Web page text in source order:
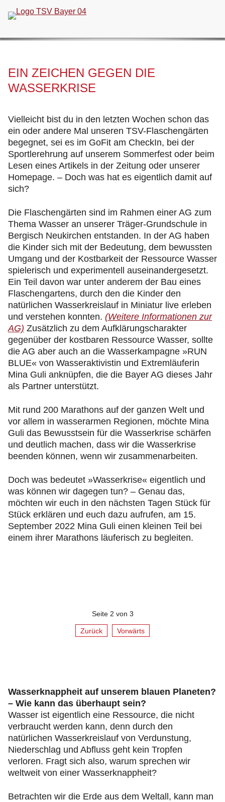
überspringen
EIN ZEICHEN GEGEN DIE
WASSERKRISE
Vielleicht bist du in den letzten Wochen schon das
ein oder andere Mal unseren TSV-Flaschengärten
begegnet, sei es im GoFit am CheckIn, bei der
Sportlerehrung auf unserem Sommerfest oder beim
Lesen eines Artikels in der Zeitung oder unserer
Homepage. – Doch was hat es eigentlich damit auf
sich?
Die Flaschengärten sind im Rahmen einer AG zum
Thema Wasser an unserer Träger-Grundschule in
Bergisch Neukirchen entstanden. In der AG haben
die Kinder sich mit der Bedeutung, dem bewussten
Umgang und der Kostbarkeit der Ressource Wasser
spielerisch und experimentell auseinandergesetzt.
Ein Teil davon war unter anderem der Bau eines
Flaschengartens, durch den die Kinder den
natürlichen Wasserkreislauf in Miniatur live erleben
und verstehen konnten. (Weitere Informationen zur
AG) Zusätzlich zu dem Aufklärungscharakter
gegenüber der kostbaren Ressource Wasser, sollte
die AG aber auch an die Wasserkampagne »RUN
BLUE« von Wasseraktivistin und Extremläuferin
Mina Guli anknüpfen, die die Bayer AG dieses Jahr
als Partner unterstützt.
Mit rund 200 Marathons auf der ganzen Welt und
vor allem in wasserarmen Regionen, möchte Mina
Guli das Bewusstsein für die Wasserkrise schärfen
und deutlich machen, dass wir die Wasserkrise
beenden können, wenn wir zusammenarbeiten.
Doch was bedeutet »Wasserkrise« eigentlich und
was können wir dagegen tun? – Genau das,
möchten wir euch in den nächsten Tagen Stück für
Stück erklären und euch dazu aufrufen, am 15.
September 2022 Mina Guli einen kleinen Teil bei
einem ihrer Marathons läuferisch zu begleiten.
Seite 2 von 3
Zurück Vorwärts
Wasserknappheit auf unserem blauen Planeten?
– Wie kann das überhaupt sein?
Wasser ist eigentlich eine Ressource, die nicht
verbraucht werden kann, denn durch den
natürlichen Wasserkreislauf von Verdunstung,
Niederschlag und Abfluss geht kein Tropfen
verloren. Fragt sich also, warum sprechen wir
weltweit von einer Wasserknappheit?
Betrachten wir die Erde aus dem Weltall, kann man